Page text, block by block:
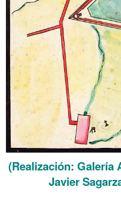
(Realización: Galería
Javier